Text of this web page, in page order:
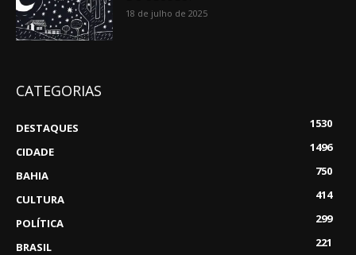
18 de julho de 2025
CATEGORIAS
DESTAQUES
1530
CIDADE
1496
BAHIA
750
CULTURA
414
POLÍTICA
299
BRASIL
221